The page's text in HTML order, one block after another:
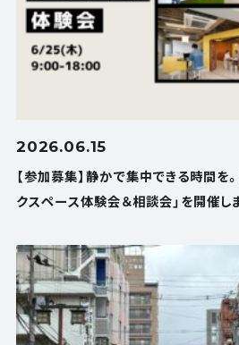
2026.06.15
【参加募集】静かで集中できる時間を
クスペース体験会＆相談会」を開催し